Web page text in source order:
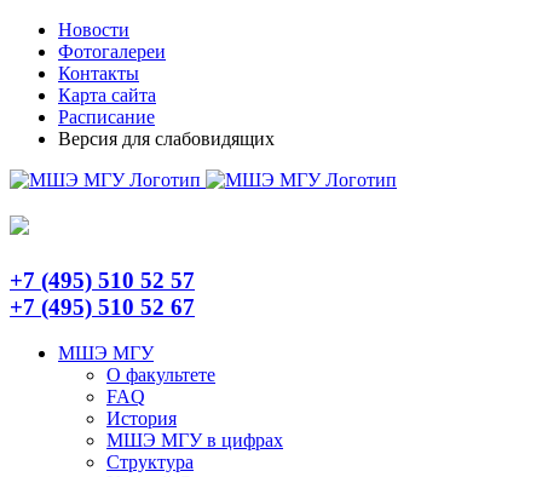
Skip
content
TelegramНовости
Фотогалереи
Контакты
Карта сайта
Расписание
Версия для слабовидящих
+7 (495) 510 52 57
+7 (495) 510 52 67
МШЭ МГУ
О факультете
FAQ
История
МШЭ МГУ в цифрах
Структура